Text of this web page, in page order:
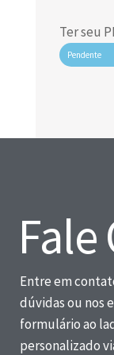
Ter seu
Pendente
Entre em
dúvidas ou nos
formulário ao
personalizado